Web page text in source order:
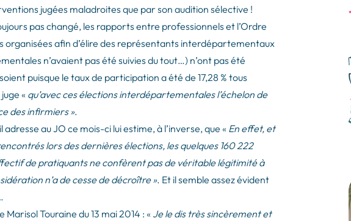
jugées maladroites que par son audition sélective !
pas changé, les rapports entre professionnels et l’Ordre
organisées afin d’élire des représentants interdépartementaux
n’avaient pas été suivies du tout…) n’ont pas été
puisque le taux de participation a été de 17,28 % tous
« qu’avec ces élections interdépartementales l’échelon de
des infirmiers ».
au JO ce mois-ci lui estime, à l’inverse, que « En effet, et
lors des dernières élections, les quelques 160 222
de pratiquants ne confèrent pas de véritable légitimité à
n’a de cesse de décroître ». Et il semble assez évident
Touraine du 13 mai 2014 : « Je le dis très sincèrement et